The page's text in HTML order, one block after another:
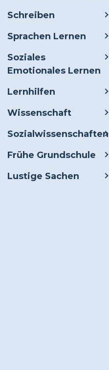
Schreiben
Sprachen Lernen
Soziales
Emotionales Lernen
Lernhilfen
Wissenschaft
Sozialwissenschaften
Frühe Grundschule
Lustige Sachen